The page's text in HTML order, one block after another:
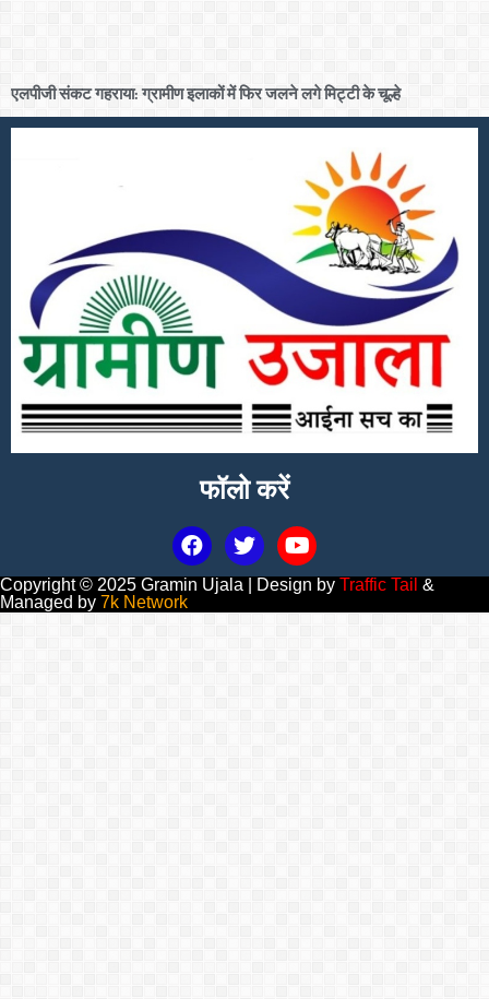
एलपीजी संकट गहराया: ग्रामीण इलाकों में फिर जलने लगे मिट्टी के चूल्हे
फॉलो करें
Copyright © 2025 Gramin Ujala | Design by Traffic Tail &
Managed by 7k Network